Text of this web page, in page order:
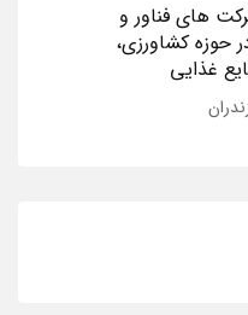
های فناور و
حوزه کشاورزی،
غذایی